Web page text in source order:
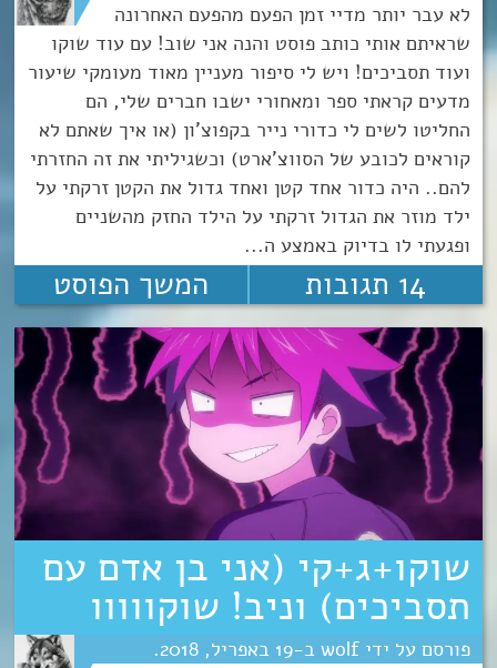
לא עבר יותר מדיי זמן הפעם מהפעם האחרונה
שראיתם אותי כותב פוסט והנה אני שוב! עם עוד שוקו
ועוד תסביכים! ויש לי סיפור מעניין מאוד מעומקי שיעור
מדעים קראתי ספר ומאחורי ישבו חברים שלי, הם
החליטו לשים לי כדורי נייר בקפוצ'ון (או איך שאתם לא
קוראים לכובע של הסווצ'ארט) וכשגיליתי את זה החזרתי
להם.. היה כדור אחד קטן ואחד גדול את הקטן זרקתי על
ילד מוזר את הגדול זרקתי על הילד החזק מהשניים
ופגעתי לו בדיוק באמצע ה...
14 תגובות המשך הפוסט
שוקו+ג+קי (אני בן אדם עם
תסביכים) וניב! שוקווווו
wolf
19 אפריל 2018